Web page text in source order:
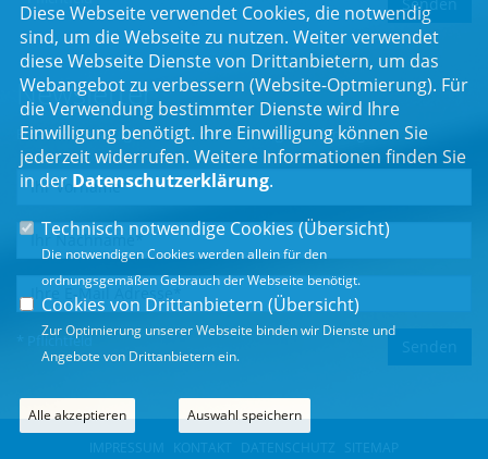
Newsletter
Erhalten Sie Neuigkeiten aus dem Landtag und der Region.
* Pflichtfeld
IMPRESSUM KONTAKT DATENSCHUTZ SITEMAP
Diese Webseite verwendet Cookies, die notwendig
sind, um die Webseite zu nutzen. Weiter verwendet
diese Webseite Dienste von Drittanbietern, um das
Webangebot zu verbessern (Website-Optmierung). Für
die Verwendung bestimmter Dienste wird Ihre
Einwilligung benötigt. Ihre Einwilligung können Sie
jederzeit widerrufen. Weitere Informationen finden Sie
in der Datenschutzerklärung.
Technisch notwendige Cookies (Übersicht)
Die notwendigen Cookies werden allein für den
ordnungsgemäßen Gebrauch der Webseite benötigt.
Cookies von Drittanbietern (Übersicht)
Zur Optimierung unserer Webseite binden wir Dienste und
Angebote von Drittanbietern ein.
Alle akzeptieren Auswahl speichern